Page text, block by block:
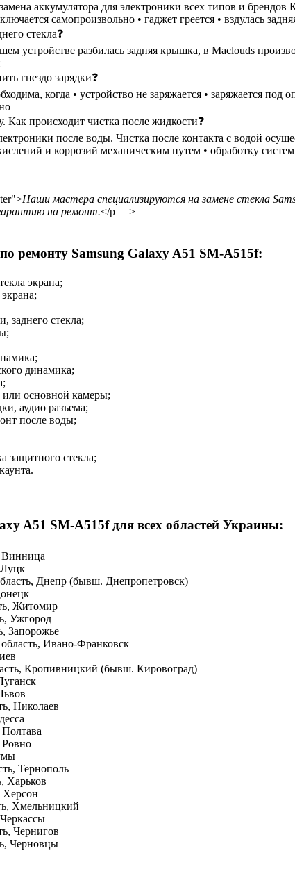
аккумулятора для электроники всех типов и брендов
самопроизвольно • гаджет греется • вздулась
стекла❓
устройстве разбилась задняя крышка, в Maclouds
гнездо зарядки❓
когда • устройство не заряжается • заряжается
Как происходит чистка после жидкости❓
после воды. Чистка после контакта с водой
и коррозий механическим путем • обработку
Наши мастера специализируются на замене стекла
на ремонт.</p —>
ремонту Samsung Galaxy A51 SM-A515f:
экрана;
заднего стекла;
динамика;
или основной камеры;
аудио разъема;
после воды;
защитного стекла;
A51 SM-A515f для всех областей Украины:
Винница
Луцк
Днепр (бывш. Днепропетровск)
Житомир
Ужгород
Запорожье
Ивано-Франковск
Кропивницкий (бывш. Кировоград)
Николаев
Полтава
Ровно
Тернополь
Харьков
Херсон
Хмельницкий
Чернигов
Черновцы